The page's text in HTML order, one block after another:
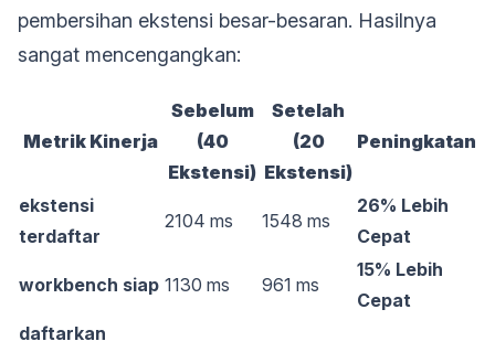
pembersihan ekstensi besar-besaran. Hasilnya
sangat mencengangkan:
Metrik Kinerja
Sebelum
(40
Ekstensi)
Setelah
(20
Ekstensi)
Peningkatan
ekstensi
terdaftar
2104 ms 1548 ms
26% Lebih
Cepat
workbench siap 1130 ms 961 ms
15% Lebih
Cepat
daftarkan